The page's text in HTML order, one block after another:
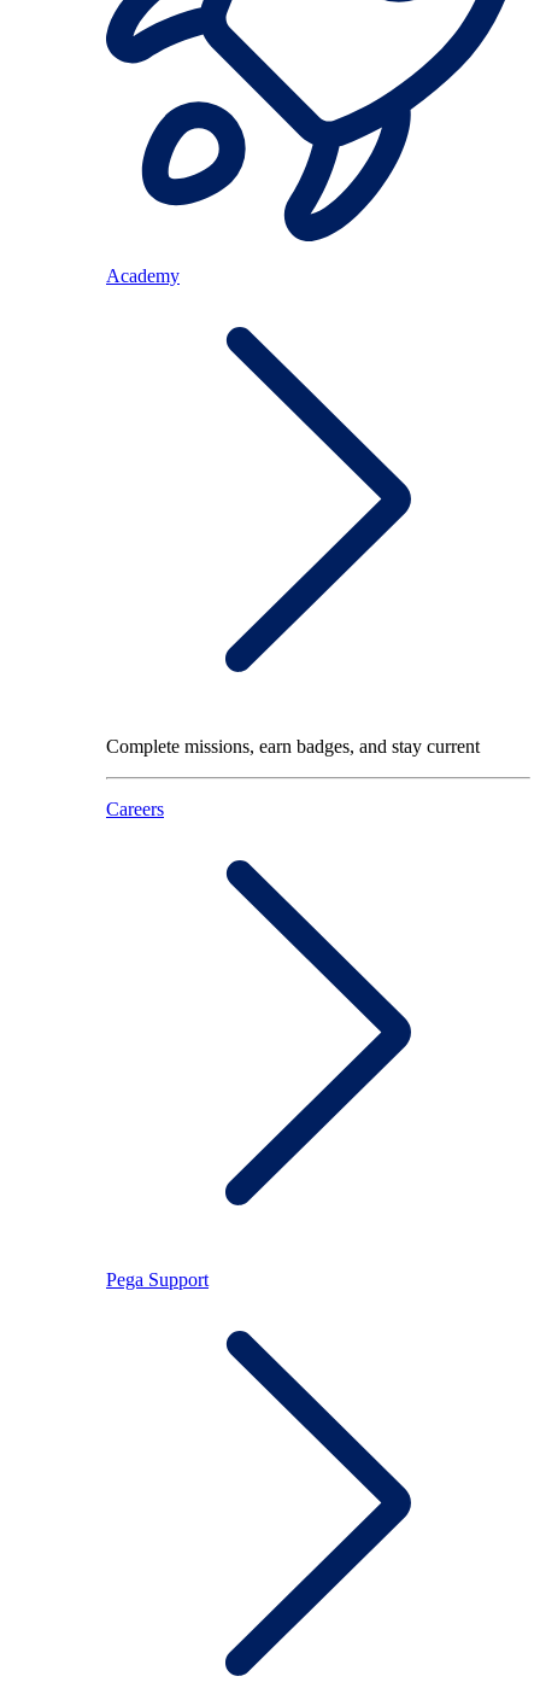
Academy
Complete missions, earn badges, and stay current
Careers
Pega Support